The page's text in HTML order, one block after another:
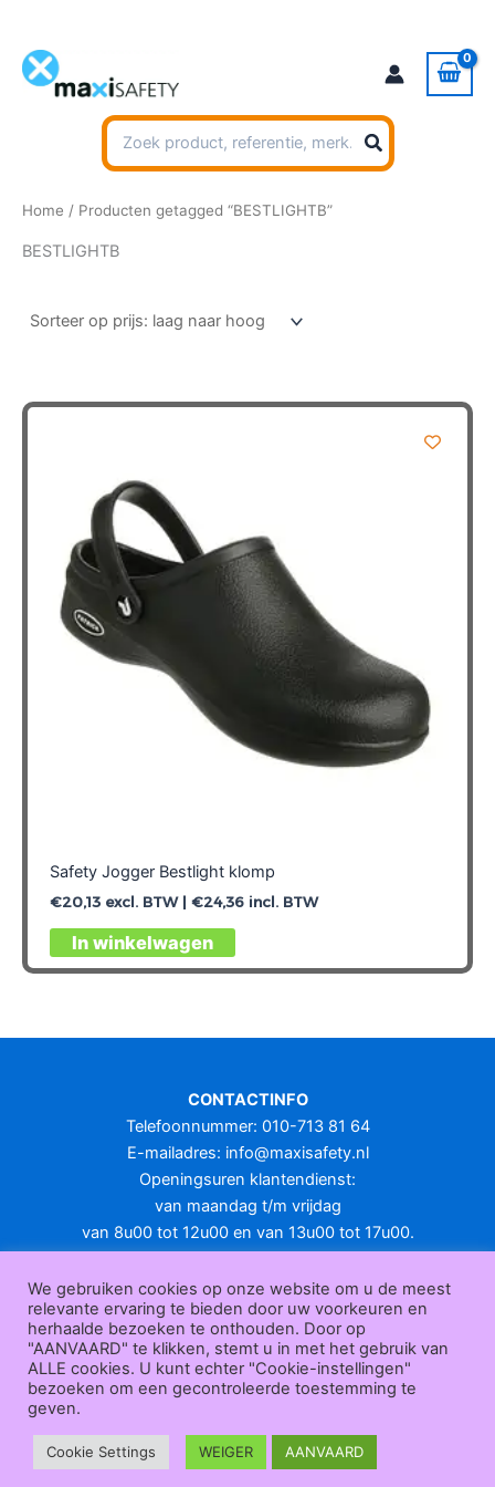
inhoud
Zoeken
naar:
Home / Producten getagged “BESTLIGHTB”
BESTLIGHTB
Safety Jogger Bestlight klomp
€20,13excl. BTW | €24,36incl. BTW
In winkelwagen
Dit
product
variaties.
optie
gekozen
worden
op
productpagina
CONTACTINFO
Telefoonnummer: 010-713 81 64
E-mailadres: info@maxisafety.nl
Openingsuren klantendienst:
van maandag t/m vrijdag
van 8u00 tot 12u00 en van 13u00 tot 17u00.
KLANTENSERVICE
Over
ons|Bedrijfsgegevens| F.A.Q.|Bestelprocedure | Betaling
ending | Retourneren|Herroepingsrecht|Herroepingsfunctie
ederverkoop|Bedrukken|Contact
Algemene voorwaarden
Maxisafety.nl © 2026
We gebruiken cookies op onze website om u de meest
relevante ervaring te bieden door uw voorkeuren en
herhaalde bezoeken te onthouden. Door op
"AANVAARD" te klikken, stemt u in met het gebruik van
ALLE cookies. U kunt echter "Cookie-instellingen"
bezoeken om een gecontroleerde toestemming te
geven.
Cookie Settings WEIGER AANVAARD